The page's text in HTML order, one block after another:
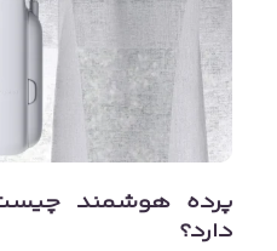
پرده هوشمند
دارد؟